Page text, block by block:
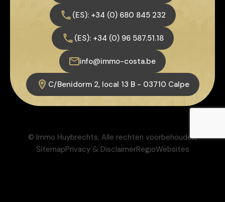
(ES): +34 (0) 680 845 232
(ES): +34 (0) 96 587.51.18
info@immo-costa.be
C/Benidorm 2, local 13 B - 03710 Calpe
© Immo Huybrechts, Alle rechten voorbehouden.
SitemapPrivacy & DisclaimerRegioWebsites